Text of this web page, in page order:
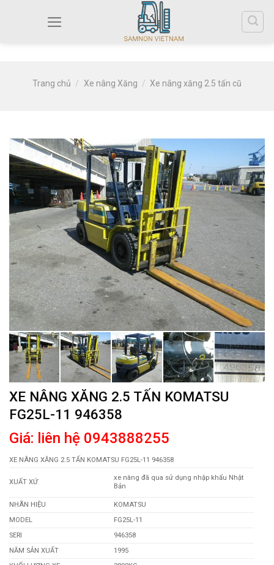
Trang chủ / Xe nâng Xăng / Xe nâng xăng 2.5 tấn cũ
XE NÂNG XĂNG 2.5 TẤN KOMATSU
FG25L-11 946358
Giá: liên hệ 0943888255
XE NÂNG XĂNG 2.5 TẤN KOMATSU FG25L-11 946358
XUẤT XỨ
xe nâng đã qua sử dụng nhập khẩu Nhật
Bản
NHÃN HIỆU
KOMATSU
MODEL
FG25L-11
SERI
946358
NĂM SẢN XUẤT
1995